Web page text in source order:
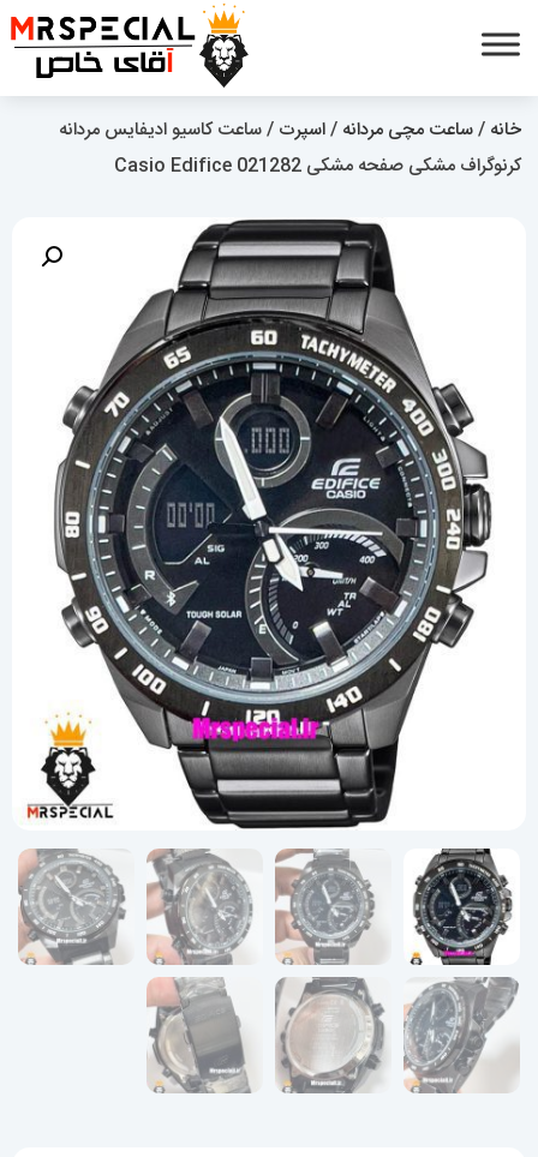
خانه /ساعت مچی مردانه /اسپرت / ساعت کاسیو ادیفایس مردانه
کرنوگراف مشکی صفحه مشکی Casio Edifice 021282